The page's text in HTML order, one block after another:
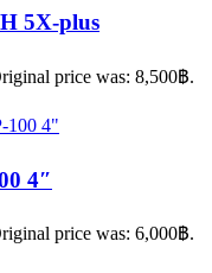
5X-plus
price was: 8,500฿.
4″
price was: 6,000฿.